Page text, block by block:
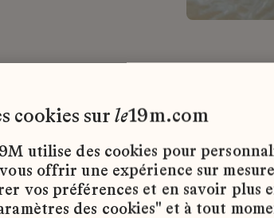
d’emploi disponibles pour le
cookies sur le19m.com
utilise des cookies pour
offrir une expérience sur
vos préférences et en savoir plus
des cookies" et à tout